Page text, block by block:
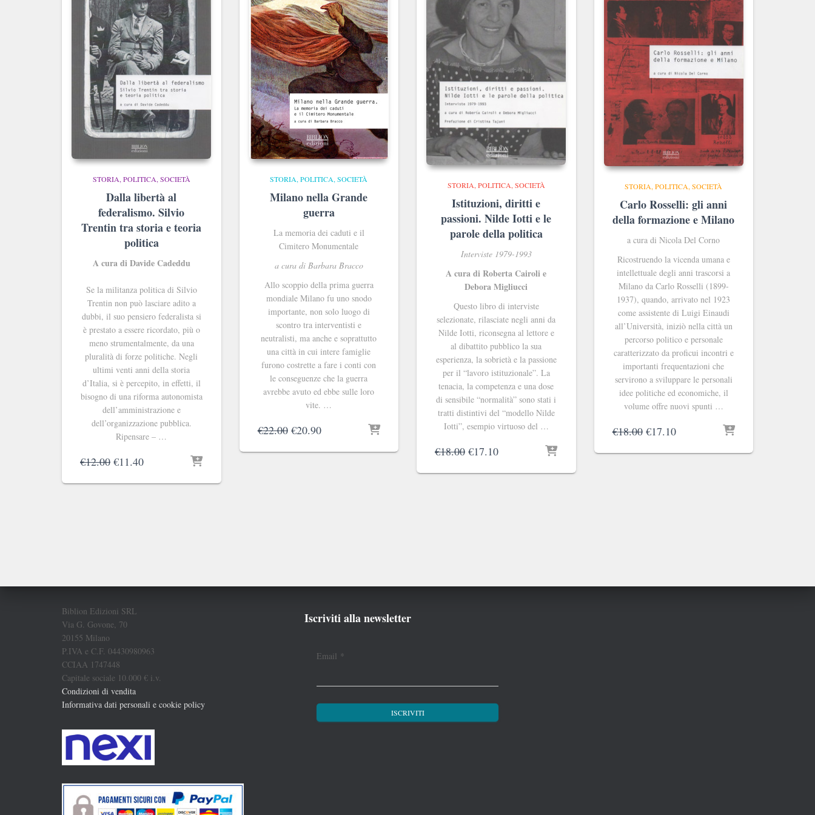
STORIA, POLITICA, SOCIETÀ
Dalla libertà al
federalismo. Silvio
Trentin tra storia e teoria
politica
A cura di Davide Cadeddu
Se la militanza politica di Silvio
Trentin non può lasciare adito a
dubbi, il suo pensiero federalista si
è prestato a essere ricordato, più o
meno strumentalmente, da una
pluralità di forze politiche. Negli
ultimi venti anni della storia
d’Italia, si è percepito, in effetti, il
bisogno di una riforma autonomista
dell’amministrazione e
dell’organizzazione pubblica.
Ripensare – …
€12.00 Il
originale
€11.40Il
attuale
STORIA, POLITICA, SOCIETÀ
Milano nella Grande
guerra
La memoria dei caduti e il
Cimitero Monumentale
a cura di Barbara Bracco
Allo scoppio della prima guerra
mondiale Milano fu uno snodo
importante, non solo luogo di
scontro tra interventisti e
neutralisti, ma anche e soprattutto
una città in cui intere famiglie
furono costrette a fare i conti con
le conseguenze che la guerra
avrebbe avuto ed ebbe sulle loro
vite. …
€22.00 Il
originale
€20.90Il
attuale
STORIA, POLITICA, SOCIETÀ
Istituzioni, diritti e
passioni. Nilde Iotti e le
parole della politica
Interviste 1979-1993
A cura di Roberta Cairoli e
Debora Migliucci
Questo libro di interviste
selezionate, rilasciate negli anni da
Nilde Iotti, riconsegna al lettore e
al dibattito pubblico la sua
esperienza, la sobrietà e la passione
per il “lavoro istituzionale”. La
tenacia, la competenza e una dose
di sensibile “normalità” sono stati i
tratti distintivi del “modello Nilde
Iotti”, esempio virtuoso del …
€18.00 Il
originale
€17.10Il
attuale
STORIA, POLITICA, SOCIETÀ
Carlo Rosselli: gli anni
della formazione e Milano
a cura di Nicola Del Corno
Ricostruendo la vicenda umana e
intellettuale degli anni trascorsi a
Milano da Carlo Rosselli (1899-
1937), quando, arrivato nel 1923
come assistente di Luigi Einaudi
all’Università, iniziò nella città un
percorso politico e personale
caratterizzato da proficui incontri e
importanti frequentazioni che
servirono a sviluppare le personali
idee politiche ed economiche, il
volume offre nuovi spunti …
€18.00 Il
originale
€17.10Il
attuale
Biblion Edizioni SRL
Via G. Govone, 70
20155 Milano
P.IVA e C.F. 04430980963
CCIAA 1747448
Capitale sociale 10.000 € i.v.
Condizioni di vendita
Informativa dati personali e cookie policy
Iscriviti alla newsletter
Email *